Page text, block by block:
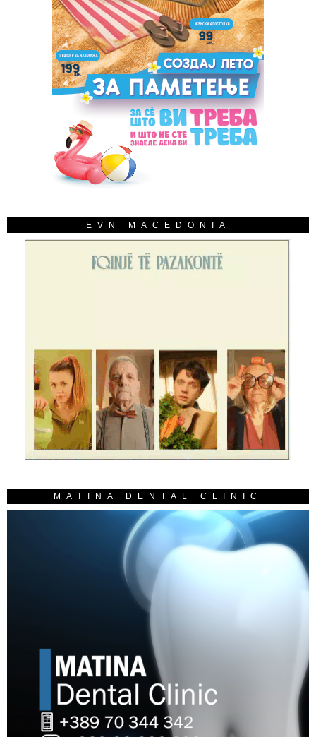
EVN MACEDONIA
MATINA DENTAL CLINIC